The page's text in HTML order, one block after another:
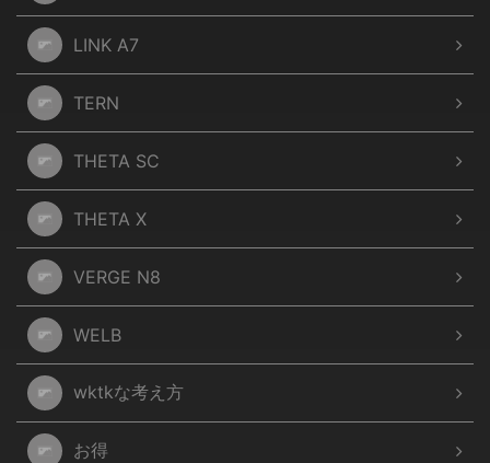
LINK A7
TERN
THETA SC
THETA X
VERGE N8
WELB
wktkな考え方
お得